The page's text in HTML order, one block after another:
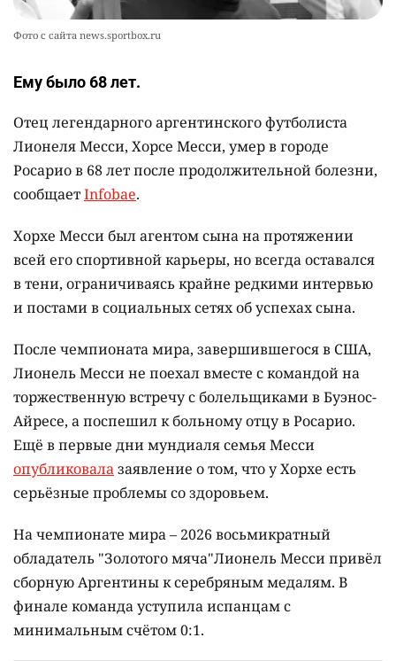
Фото с сайта news.sportbox.ru
Ему было 68 лет.
Отец легендарного аргентинского футболиста
Лионеля Месси, Хорсе Месси, умер в городе
Росарио в 68 лет после продолжительной болезни,
сообщаетInfobae.
Хорхе Месси был агентом сына на протяжении
всей его спортивной карьеры, но всегда оставался
в тени, ограничиваясь крайне редкими интервью
и постами в социальных сетях об успехах сына.
После чемпионата мира, завершившегося в США,
Лионель Месси не поехал вместе с командой на
торжественную встречу с болельщиками в Буэнос-
Айресе, а поспешил к больному отцу в Росарио.
Ещё в первые дни мундиаля семья Месси
опубликовалазаявление о том, что у Хорхе есть
серьёзные проблемы со здоровьем.
На чемпионате мира – 2026 восьмикратный
обладатель "Золотого мяча"Лионель Месси привёл
сборную Аргентины к серебряным медалям. В
финале команда уступила испанцам с
минимальным счётом 0:1.